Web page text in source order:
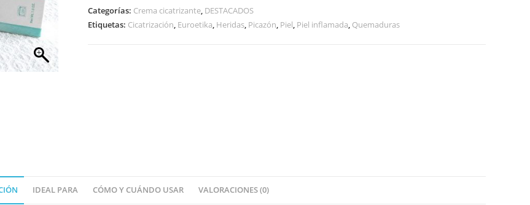
Categorías: Crema cicatrizante, DESTACADOS
Etiquetas: Cicatrización, Euroetika, Heridas, Picazón, Piel, Piel inflamada, Quemaduras
IDEAL PARA CÓMO Y CUÁNDO USAR VALORACIONES (0)